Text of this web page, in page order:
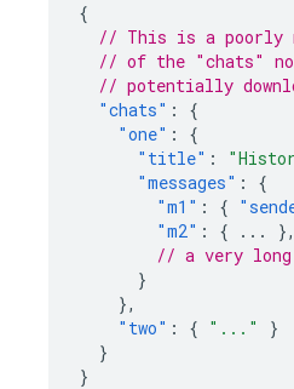
{
// This is a poorly
// of the "chats"
// potentially
"chats" :
{
"one" :
{
"title" :
"messages" :
{
"m1" : {
"m2" : { ...
},
// a very
}
},
"two" : { "..."
}
}
}